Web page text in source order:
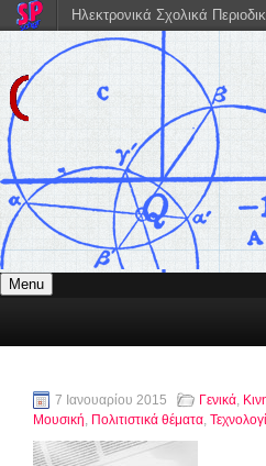
Menu
7 Ιανουαρίου 2015 Γενικά,
Μουσική, Πολιτιστικά θέματα,
Ηλεκτρονικά Σχολικά